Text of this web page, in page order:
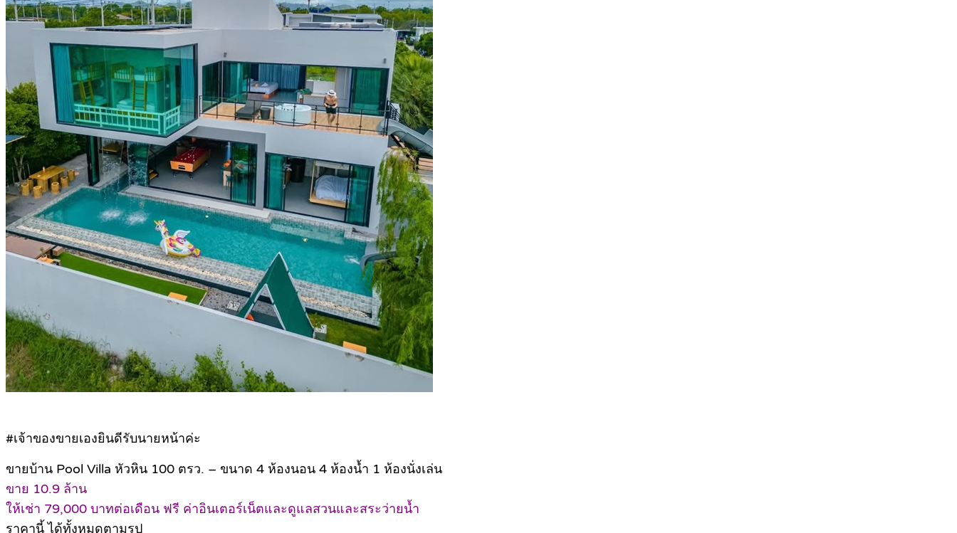
#เจ้าของขายเองยินดีรับนายหน้าค่ะ
ขายบ้าน Pool Villa หัวหิน 100 ตรว. – ขนาด 4 ห้องนอน 4 ห้องน้ำ 1 ห้องนั่งเล่น
ขาย 10.9 ล้าน
ให้เช่า 79,000 บาทต่อเดือน ฟรี ค่าอินเตอร์เน็ตและดูแลสวนและสระว่ายน้ำ
ราคานี้ ได้ทั้งหมดตามรูป